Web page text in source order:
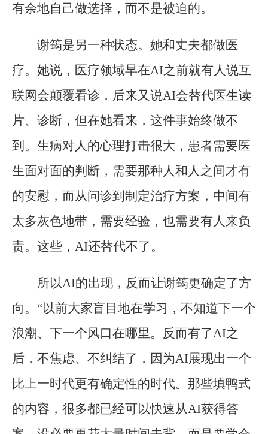
有余地自己做选择，而不是被迫的。
谢筠是另一种状态。她和丈夫都做医
疗。她说，医疗领域早在AI之前就有人说互
联网会颠覆看诊，后来又说AI会替代医生读
片、诊断，但在她看来，这件事始终做不
到。生病对人的心理打击很大，患者需要医
生面对面的判断，需要那种人和人之间才有
的安慰，而从问诊到制定治疗方案，中间有
太多灰色地带，需要经验，也需要有人来负
责。这些，AI还替代不了。
所以AI的出现，反而让谢筠更确定了方
向。“以前大家盲目地在学习，不知道下一个
浪潮、下一个风口在哪里。反而有了AI之
后，不焦虑、不纠结了，因为AI展现出一个
比上一时代更有确定性的时代。那些填鸭式
的内容，很多都已经可以快速从AI获得答